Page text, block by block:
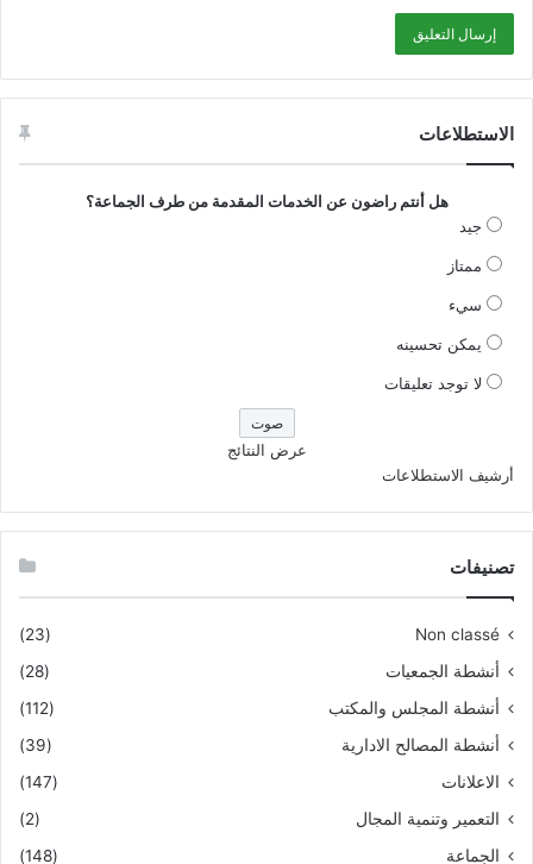
الاستطلاعات
هل أنتم راضون عن الخدمات المقدمة من طرف الجماعة؟
جيد
ممتاز
سيء
يمكن تحسينه
لا توجد تعليقات
عرض النتائج
أرشيف الاستطلاعات
تصنيفات
Non classé
(23)
أنشطة الجمعيات
(28)
أنشطة المجلس والمكتب
(112)
أنشطة المصالح الادارية
(39)
الاعلانات
(147)
التعمير وتنمية المجال
(2)
الجماعة
(148)